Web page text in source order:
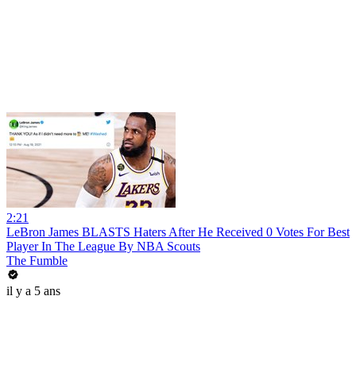
2:21
LeBron James BLASTS Haters After He Received 0 Votes For Best
Player In The League By NBA Scouts
The Fumble
il y a 5 ans